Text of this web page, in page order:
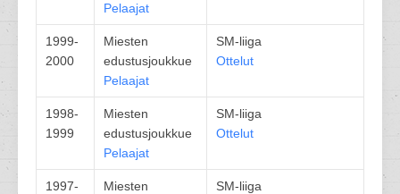
Pelaajat
1999-
2000
Miesten
edustusjoukkue
Pelaajat
SM-liiga
Ottelut
1998-
1999
Miesten
edustusjoukkue
Pelaajat
SM-liiga
Ottelut
1997-
Miesten
SM-liiga